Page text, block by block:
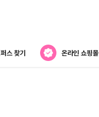
스 찾기 온라인 쇼핑몰